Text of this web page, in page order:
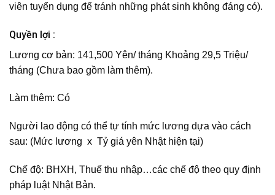
viên tuyển dụng để tránh những phát sinh không đáng có).
Quyền lợi :
Lương cơ bản: 141,500 Yên/ tháng Khoảng 29,5 Triệu/
tháng (Chưa bao gồm làm thêm).
Làm thêm: Có
Người lao động có thể tự tính mức lương dựa vào cách
sau: (Mức lương x Tỷ giá yên Nhật hiện tại)
Chế độ: BHXH, Thuế thu nhập…các chế độ theo quy định
pháp luật Nhật Bản.